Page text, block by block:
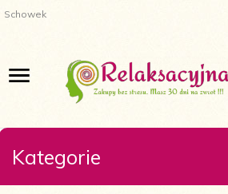
Schowek
Kategorie